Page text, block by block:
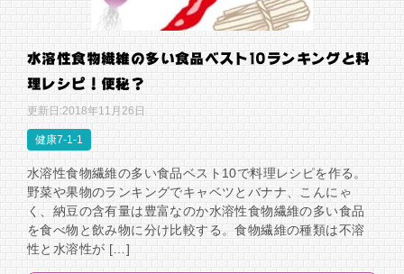
水溶性食物繊維の多い食品ベスト10ランキングと料
理レシピ！便秘？
更新日:2018年11月26日
健康7-1-1
水溶性食物繊維の多い食品ベスト10で料理レシピを作る。
野菜や果物のランキングでキャベツとバナナ、こんにゃ
く、納豆の含有量は豊富なのか水溶性食物繊維の多い食品
を食べ物と飲み物に分け比較する。食物繊維の種類は不溶
性と水溶性が […]